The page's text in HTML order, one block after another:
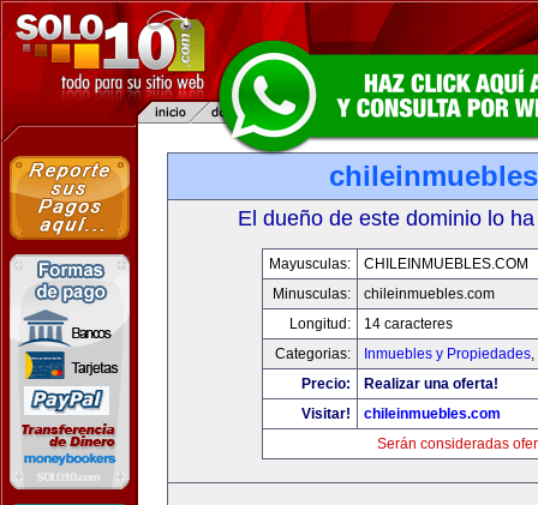
El dueño de este dominio lo
Mayusculas:
CHILEINMUEBLES.COM
Minusculas:
chileinmuebles.com
Longitud:
14 caracteres
Categorias:
Inmuebles y Propiedades,
Precio:
Realizar una oferta!
Visitar!
chileinmuebles.com
Serán consideradas